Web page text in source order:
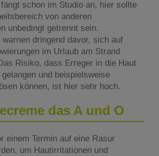
schon im Studio an, hier sollte
von anderen
unbedingt getrennt sein.
warnen dringend davor, sich auf
im Urlaub am Strand
Risiko, dass Erreger in die Haut
und beispielsweise
können, ist hier sehr hoch.
das A und O
einem Termin auf eine Rasur
um Hautirritationen und